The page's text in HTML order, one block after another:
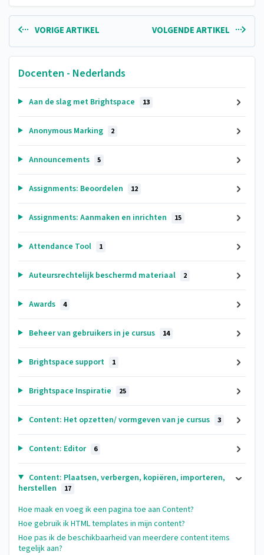
VORIGE ARTIKEL VOLGENDE ARTIKEL
Docenten - Nederlands
Aan de slag met Brightspace 13
Anonymous Marking 2
Announcements 5
Assignments: Beoordelen 12
Assignments: Aanmaken en inrichten 15
Attendance Tool 1
Auteursrechtelijk beschermd materiaal 2
Awards 4
Beheer van gebruikers in je cursus 14
Brightspace support 1
Brightspace Inspiratie 25
Content: Het opzetten/ vormgeven van je cursus 3
Content: Editor 6
Content: Plaatsen, verbergen, kopiëren, importeren,
herstellen
17
Hoe maak en voeg ik een pagina toe aan Content?
Hoe gebruik ik HTML templates in mijn content?
Hoe pas ik de beschikbaarheid van meerdere content items
tegelijk aan?